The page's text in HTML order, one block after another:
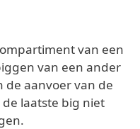
van een
van een ander
de aanvoer van de
laatste big niet